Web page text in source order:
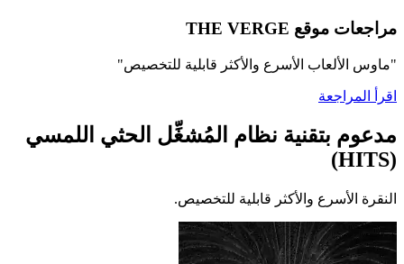
مراجعات موقع THE VERGE
"ماوس الألعاب الأسرع والأكثر قابلية للتخصيص"
اقرأ المراجعة
مدعوم بتقنية نظام المُشغِّل الحثي اللمسي
(HITS)
النقرة الأسرع والأكثر قابلية للتخصيص.